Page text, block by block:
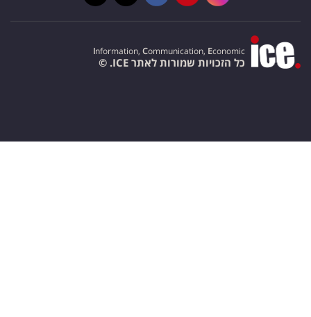
Information, Communication, Economic
כל הזכויות שמורות לאתר ICE. ©